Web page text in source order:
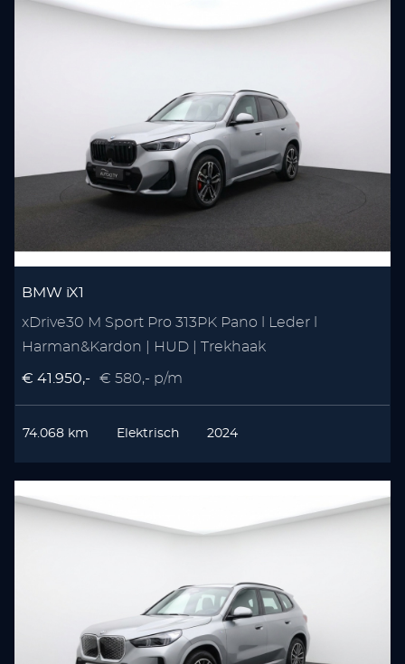
BMW iX1
xDrive30 M Sport Pro 313PK Pano l Leder l
Harman&Kardon | HUD | Trekhaak
€ 41.950,- € 580,- p/m
74.068 km Elektrisch 2024